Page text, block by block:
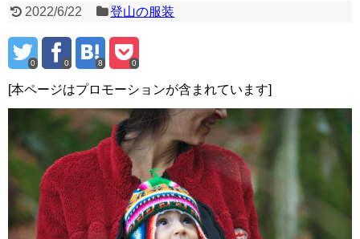
2022/6/22 登山の服装
0 0 8 0
[本ページはプロモーションが含まれています]